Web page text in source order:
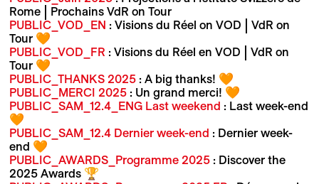
Rome | Prochains VdR on Tour
PUBLIC_VOD_EN : Visions du Réel on VOD | VdR on
Tour 🧡
PUBLIC_VOD_FR : Visions du Réel en VOD | VdR on
Tour 🧡
PUBLIC_THANKS 2025: A big thanks! 🧡
PUBLIC_MERCI 2025: Un grand merci! 🧡
PUBLIC_SAM_12.4_ENG Last weekend : Last week-end
🧡
PUBLIC_SAM_12.4 Dernier week-end : Dernier week-
end 🧡
PUBLIC_AWARDS_Programme 2025: Discover the
2025 Awards 🏆